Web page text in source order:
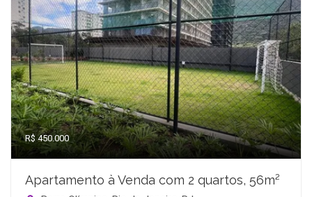
R$ 450.000
Apartamento à Venda com 2 quartos, 56m²